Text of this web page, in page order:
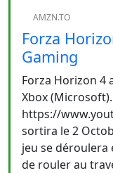
AMZN.TO
Forza
Gaming
Forza Horizon 4
Xbox (Microsoft).
https://
sortira le 2
jeu se déroulera
de rouler au